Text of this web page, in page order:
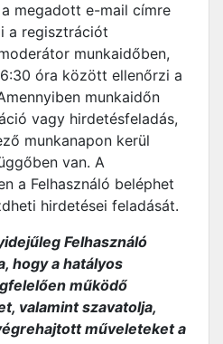
megadott e-mail címre
a regisztrációt
munkaidőben,
óra között ellenőrzi a
munkaidőn
vagy hirdetésfeladás,
munkanapon kerül
van. A
a Felhasználó beléphet
hirdetései feladását.
Felhasználó
hogy a hatályos
működő
valamint szavatolja,
műveleteket a